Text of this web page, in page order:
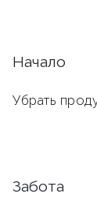
Начало
Убрать
Забота